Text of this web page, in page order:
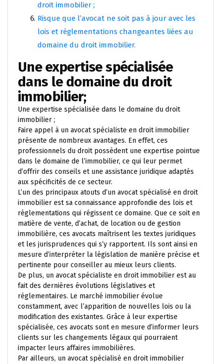
droit immobilier ;
Risque que l’avocat ne soit pas à jour avec les
lois et réglementations changeantes liées au
domaine du droit immobilier.
Une expertise spécialisée
dans le domaine du droit
immobilier;
Une expertise spécialisée dans le domaine du droit
immobilier ;
Faire appel à un avocat spécialiste en droit immobilier
présente de nombreux avantages. En effet, ces
professionnels du droit possèdent une expertise pointue
dans le domaine de l’immobilier, ce qui leur permet
d’offrir des conseils et une assistance juridique adaptés
aux spécificités de ce secteur.
L’un des principaux atouts d’un avocat spécialisé en droit
immobilier est sa connaissance approfondie des lois et
réglementations qui régissent ce domaine. Que ce soit en
matière de vente, d’achat, de location ou de gestion
immobilière, ces avocats maîtrisent les textes juridiques
et les jurisprudences qui s’y rapportent. Ils sont ainsi en
mesure d’interpréter la législation de manière précise et
pertinente pour conseiller au mieux leurs clients.
De plus, un avocat spécialiste en droit immobilier est au
fait des dernières évolutions législatives et
réglementaires. Le marché immobilier évolue
constamment, avec l’apparition de nouvelles lois ou la
modification des existantes. Grâce à leur expertise
spécialisée, ces avocats sont en mesure d’informer leurs
clients sur les changements légaux qui pourraient
impacter leurs affaires immobilières.
Par ailleurs, un avocat spécialisé en droit immobilier